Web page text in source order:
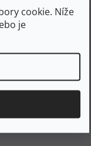
cookie. Níže
je